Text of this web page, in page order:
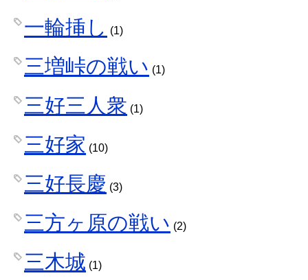
一輪挿し (1)
三増峠の戦い (1)
三好三人衆 (1)
三好家 (10)
三好長慶 (3)
三方ヶ原の戦い (2)
三木城 (1)